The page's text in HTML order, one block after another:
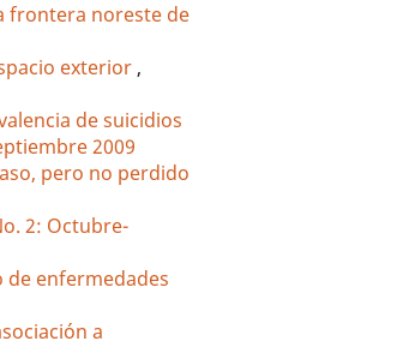
frontera noreste de
exterior,
de suicidios
2009
pero no perdido
2: Octubre-
de enfermedades
a